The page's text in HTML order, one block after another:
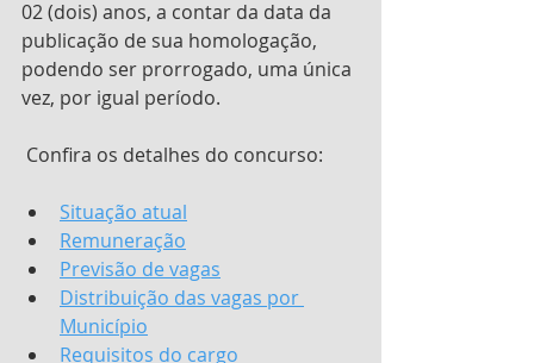
02 (dois) anos, a contar da data da
publicação de sua homologação,
podendo ser prorrogado, uma única
vez, por igual período.
Confira os detalhes do concurso:
Situação atual
Remuneração
Previsão de vagas
Distribuição das vagas por
Município
Requisitos do cargo